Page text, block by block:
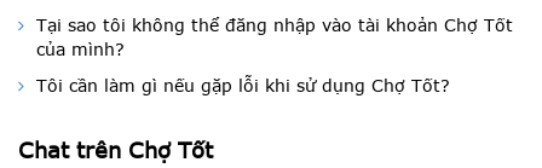
Tại sao tôi không thể đăng nhập vào tài khoản Chợ Tốt
của mình?
Tôi cần làm gì nếu gặp lỗi khi sử dụng Chợ Tốt?
Chat trên Chợ Tốt